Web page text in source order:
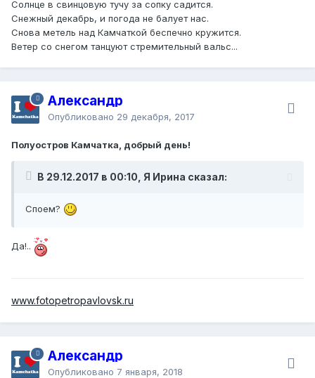
Солнце в свинцовую тучу за сопку садится.
Снежный декабрь, и погода не балует нас.
Снова метель над Камчаткой беспечно кружится.
Ветер со снегом танцуют стремительный вальс...
Александр
Опубликовано 29 декабря, 2017
Полуостров Камчатка, добрый день!
В 29.12.2017 в 00:10, Я Ирина сказал:
Споем?
Да!..
www.fotopetropavlovsk.ru
Александр
Опубликовано 7 января, 2018